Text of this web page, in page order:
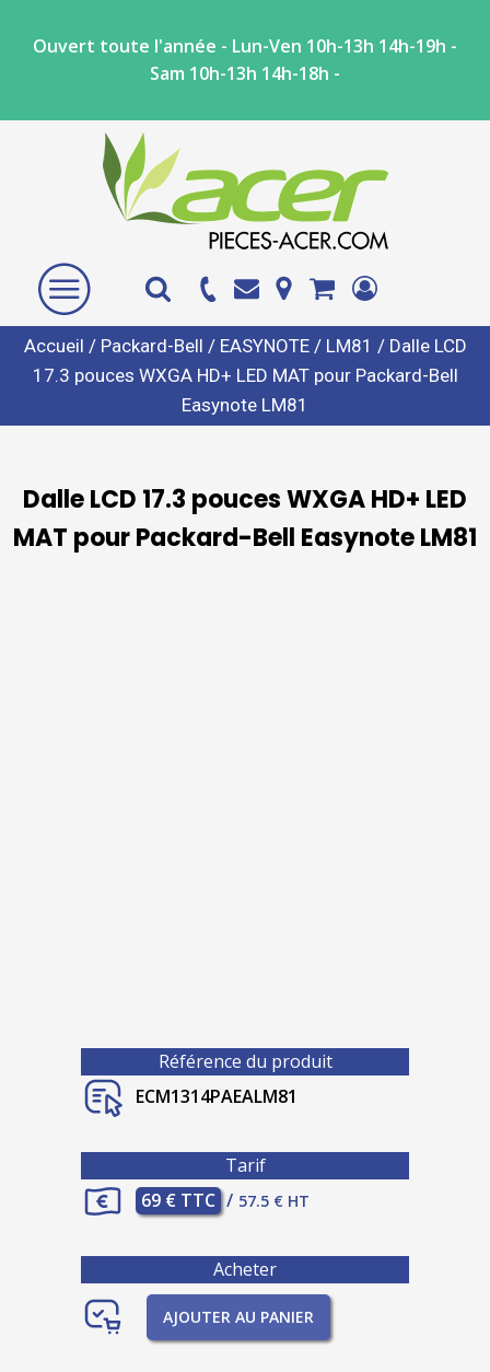
Ouvert toute l'année - Lun-Ven 10h-13h 14h-19h -
Sam 10h-13h 14h-18h -
Accueil / Packard-Bell / EASYNOTE/ LM81 / Dalle LCD
17.3 pouces WXGA HD+ LED MAT pour Packard-Bell
Easynote LM81
Dalle LCD 17.3 pouces WXGA HD+ LED
MAT pour Packard-Bell Easynote LM81
Référence du produit
ECM1314PAEALM81
Tarif
69 € TTC / 57.5 € HT
Acheter
AJOUTER AU PANIER